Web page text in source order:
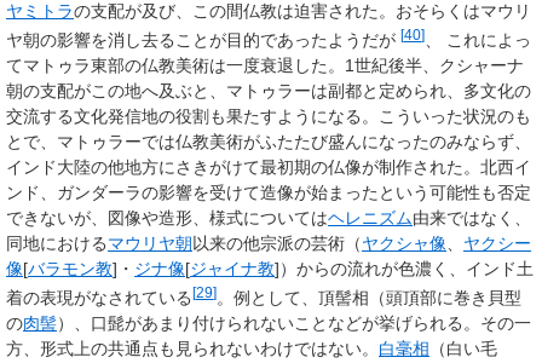
ヤミトラの支配が及び、この間仏教は迫害された。おそらくはマウリ
ヤ朝の影響を消し去ることが目的であったようだが [40]
、 これによっ
てマトゥラ東部の仏教美術は一度衰退した。1世紀後半、クシャーナ
朝の支配がこの地へ及ぶと、マトゥラーは副都と定められ、多文化の
交流する文化発信地の役割も果たすようになる。こういった状況のも
とで、マトゥラーでは仏教美術がふたたび盛んになったのみならず、
インド大陸の他地方にさきがけて最初期の仏像が制作された。北西イ
ンド、ガンダーラの影響を受けて造像が始まったという可能性も否定
できないが、図像や造形、様式についてはヘレニズム由来ではなく、
同地におけるマウリヤ朝以来の他宗派の芸術（ヤクシャ像
ヤクシー
像[バラモン教]・ ジナ像[ジャイナ教]）からの流れが色濃く、インド土
着の表現がなされている [29] 。例として、頂髻相（頭頂部に巻き貝型
の肉髻）、口髭があまり付けられないことなどが挙げられる。その一
方、形式上の共通点も見られないわけではない。 白毫相 （白い毛